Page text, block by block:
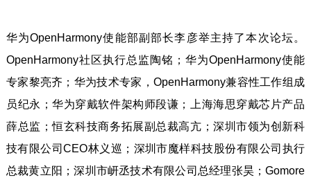
华为OpenHarmony使能部副部长李彦举主持了本次论坛。
OpenHarmony社区执行总监陶铭；华为OpenHarmony使能
专家黎亮齐；华为技术专家，OpenHarmony兼容性工作组成
员纪永；华为穿戴软件架构师段谦；上海海思穿戴芯片产品
薛总监；恒玄科技商务拓展副总裁高亢；深圳市领为创新科
技有限公司CEO林义巡；深圳市魔样科技股份有限公司执行
总裁黄立阳；深圳市岍丞技术有限公司总经理张昊；Gomore